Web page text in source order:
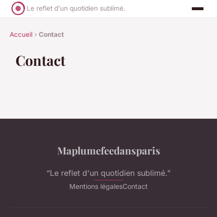
Le reflet d'un quotidien sublimé.
Accueil › Contact
Contact
Maplumefeedansparis
“Le reflet d'un quotidien sublimé.”
Mentions légalesContact